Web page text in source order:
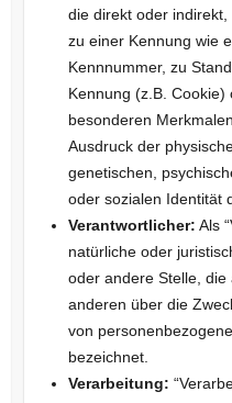
die direkt oder
zu einer Kennung wie
Kennnummer, zu
Kennung (z.B.
besonderen
Ausdruck der
genetischen,
oder sozialen Identität
Verantwortlicher: Als
natürliche oder
oder andere Stelle,
anderen über die
von
bezeichnet.
Verarbeitung: